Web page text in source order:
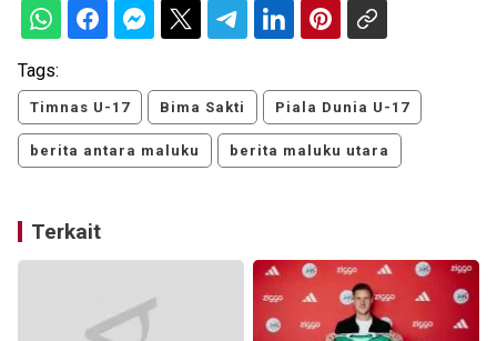
Tags:
Timnas U-17 Bima Sakti Piala Dunia U-17
berita antara maluku berita maluku utara
Terkait